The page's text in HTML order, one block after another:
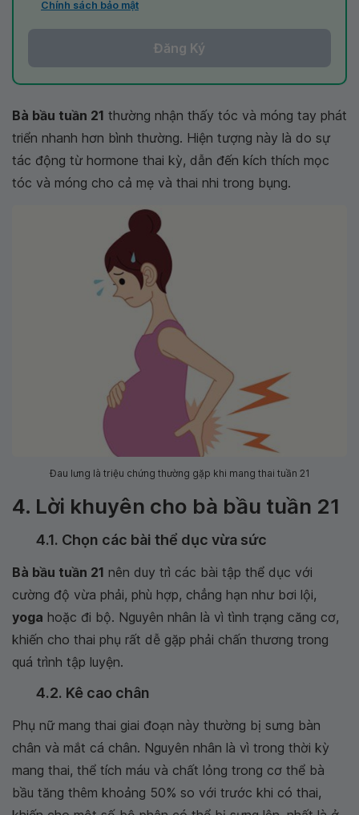
Chính sách bảo mật
Đăng Ký
Bà bầu tuần 21 thường nhận thấy tóc và móng tay phát
triển nhanh hơn bình thường. Hiện tượng này là do sự
tác động từ hormone thai kỳ, dẫn đến kích thích mọc
tóc và móng cho cả mẹ và thai nhi trong bụng.
Đau lưng là triệu chứng thường gặp khi mang thai tuần 21
4. Lời khuyên cho bà bầu tuần 21
4.1. Chọn các bài thể dục vừa sức
Bà bầu tuần 21 nên duy trì các bài tập thể dục với
cường độ vừa phải, phù hợp, chẳng hạn như bơi lội,
yoga hoặc đi bộ. Nguyên nhân là vì tình trạng căng cơ,
khiến cho thai phụ rất dễ gặp phải chấn thương trong
quá trình tập luyện.
4.2. Kê cao chân
Phụ nữ mang thai giai đoạn này thường bị sưng bàn
chân và mắt cá chân. Nguyên nhân là vì trong thời kỳ
mang thai, thể tích máu và chất lỏng trong cơ thể bà
bầu tăng thêm khoảng 50% so với trước khi có thai,